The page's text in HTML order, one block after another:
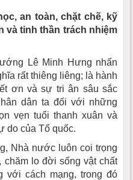
an toàn, chặt chẽ, kỹ
và tinh thần trách nhiệm
Lê Minh Hưng nhấn
rất thiêng liêng; là hành
ơn và sự tri ân sâu sắc
dân ta đối với những
vẹn tuổi thanh xuân và
do của Tổ quốc.
Nhà nước luôn coi trọng
chăm lo đời sống vật chất
với cách mạng, trong đó